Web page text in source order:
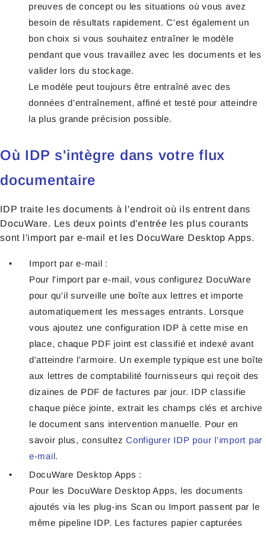
preuves de concept ou les situations où vous avez
besoin de résultats rapidement. C'est également un
bon choix si vous souhaitez entraîner le modèle
pendant que vous travaillez avec les documents et les
valider lors du stockage.
Le modèle peut toujours être entraîné avec des
données d'entraînement, affiné et testé pour atteindre
la plus grande précision possible.
Où IDP s'intègre dans votre flux
documentaire
IDP traite les documents à l'endroit où ils entrent dans
DocuWare. Les deux points d'entrée les plus courants
sont l'import par e-mail et les DocuWare Desktop Apps.
Import par e-mail :
Pour l'import par e-mail, vous configurez DocuWare
pour qu'il surveille une boîte aux lettres et importe
automatiquement les messages entrants. Lorsque
vous ajoutez une configuration IDP à cette mise en
place, chaque PDF joint est classifié et indexé avant
d'atteindre l'armoire. Un exemple typique est une boîte
aux lettres de comptabilité fournisseurs qui reçoit des
dizaines de PDF de factures par jour. IDP classifie
chaque pièce jointe, extrait les champs clés et archive
le document sans intervention manuelle. Pour en
savoir plus, consultez Configurer IDP pour l'import par
e-mail.
DocuWare Desktop Apps :
Pour les DocuWare Desktop Apps, les documents
ajoutés via les plug-ins Scan ou Import passent par le
même pipeline IDP. Les factures papier capturées